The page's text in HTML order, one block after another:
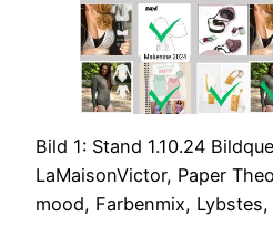
Bild 1: Stand 1.10.24
LaMaisonVictor, Paper
mood, Farbenmix, Lybstes,